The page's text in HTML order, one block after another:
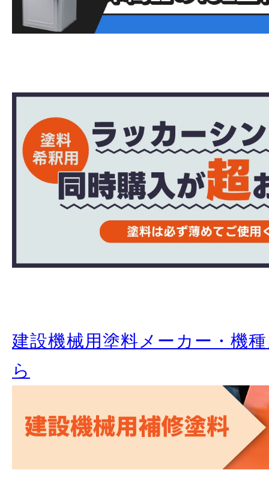
建設機械用塗料メーカー・機
ら